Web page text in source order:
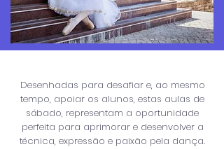
Desenhadas para desafiar e, ao mesmo
tempo, apoiar os alunos, estas aulas de
sábado, representam a oportunidade
perfeita para aprimorar e desenvolver a
técnica, expressão e paixão pela dança.